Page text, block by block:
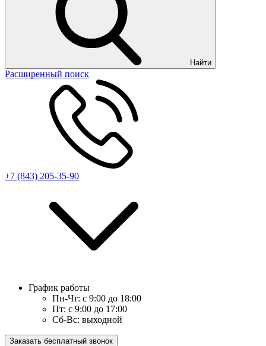
Найти
Расширенный поиск
+7 (843) 205-35-90
График работы
Пн-Чт: с 9:00 до 18:00
Пт: с 9:00 до 17:00
Сб-Вс: выходной
Заказать бесплатный звонок